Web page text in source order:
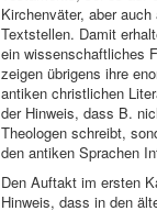
Kirchenväter, aber auch
Textstellen. Damit
ein wissenschaftliches
zeigen übrigens ihre
antiken christlichen
der Hinweis, dass B.
Theologen schreibt,
den antiken Sprachen
Den Auftakt im ersten
Hinweis, dass in den